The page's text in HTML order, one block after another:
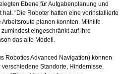
Ebene für Aufgabenplanung und
"Die Roboter hatten eine vorinstallierte
planen konnten. Mithilfe
eingeschränkt auf ihre
das alte Modell.
Robotics Advanced Navigation) können
Standorte, Hindernisse,